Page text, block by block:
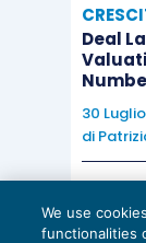
Deal
30
di
EU AI
We use
functionalities